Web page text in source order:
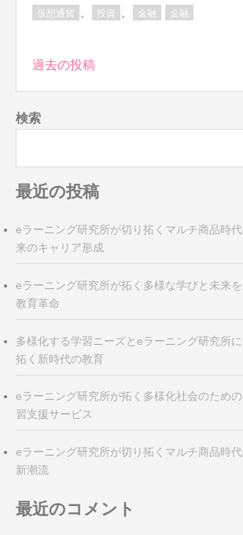
仮想通貨 、 投資 、 金融 金融
投
ビ
シ
ョ
過去の投稿
検索
最近の投稿
eラーニング研究所が切り拓くマルチ商品時
来のキャリア形成
eラーニング研究所が拓く多様な学びと未来
教育革命
多様化する学習ニーズとeラーニング研究所
拓く新時代の教育
eラーニング研究所が拓く多様化社会のため
習支援サービス
eラーニング研究所が切り拓くマルチ商品時
新潮流
最近のコメント